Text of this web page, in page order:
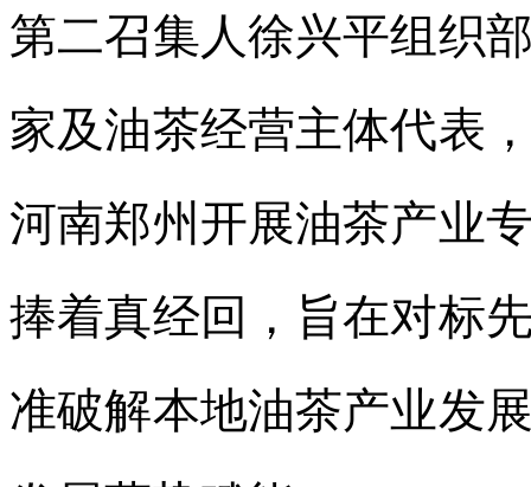
第二召集人徐兴平组织
家及油茶经营主体代表
河南郑州开展油茶产业
捧着真经回，旨在对标
准破解本地油茶产业发